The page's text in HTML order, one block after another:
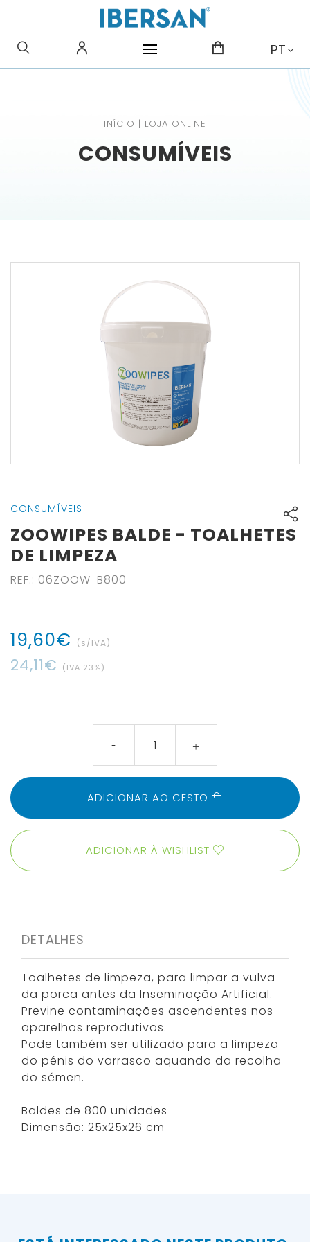
PT
INÍCIO | LOJA ONLINE
CONSUMÍVEIS
CONSUMÍVEIS
ZOOWIPES BALDE - TOALHETES
DE LIMPEZA
REF.: 06ZOOW-B800
19,60€ (s/IVA)
24,11€ (IVA 23%)
ADICIONAR À WISHLIST
ADICIONAR AO CESTO
DETALHES
Toalhetes de limpeza, para limpar a vulva
da porca antes da Inseminação Artificial.
Previne contaminações ascendentes nos
aparelhos reprodutivos.
Pode também ser utilizado para a limpeza
do pénis do varrasco aquando da recolha
do sémen.
Baldes de 800 unidades
Dimensão: 25x25x26 cm
O QUE PROCURA?